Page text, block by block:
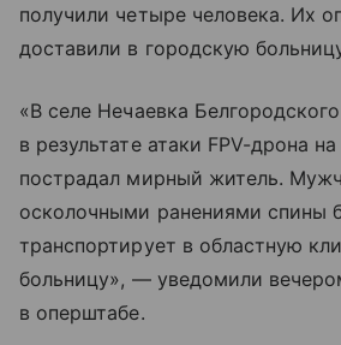
получили четыре человека. Их
доставили в городскую
«В селе Нечаевка
в результате атаки FPV-дрона
пострадал мирный житель.
осколочными ранениями спины
транспортирует в областную
больницу», — уведомили
в оперштабе.